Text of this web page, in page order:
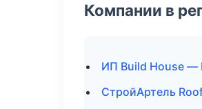
Компании в
ИП Build House —
СтройАртель